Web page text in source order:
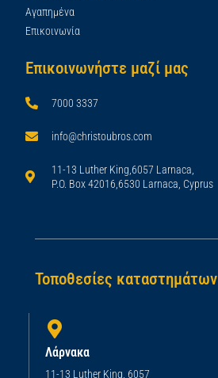
Αγαπημένα
Επικοινωνία
Επικοινωνήστε μαζί μας
7000 3337
info@christoubros.com
11-13 Luther King,6057 Larnaca,
P.O. Box 42016,6530 Larnaca, Cyprus
Τοποθεσίες καταστημάτων
Λάρνακα
11-13 Luther King, 6057